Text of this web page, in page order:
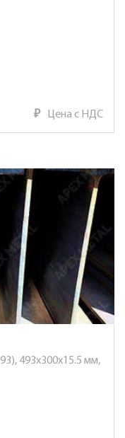
₽ Цена с НДС
493х300х15.5 мм,